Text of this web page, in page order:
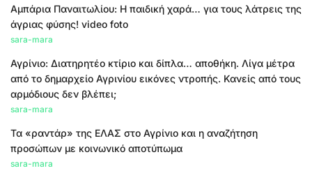
Αμπάρια Παναιτωλίου: Η παιδική χαρά… για τους λάτρεις της
άγριας φύσης! video foto
sara-mara
Αγρίνιο: Διατηρητέο κτίριο και δίπλα… αποθήκη. Λίγα μέτρα
από το δημαρχείο Αγρινίου εικόνες ντροπής. Κανείς από τους
αρμόδιους δεν βλέπει;
sara-mara
Τα «ραντάρ» της ΕΛΑΣ στο Αγρίνιο και η αναζήτηση
προσώπων με κοινωνικό αποτύπωμα
sara-mara